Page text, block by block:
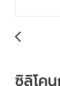
ซิลิโค